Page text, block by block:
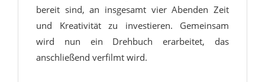
bereit sind, an insgesamt vier Abenden Zeit
und Kreativität zu investieren. Gemeinsam
wird nun ein Drehbuch erarbeitet, das
anschließend verfilmt wird.